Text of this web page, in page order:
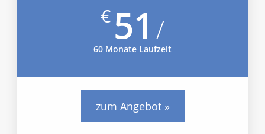
€51 /
60 Monate Laufzeit
zum Angebot »